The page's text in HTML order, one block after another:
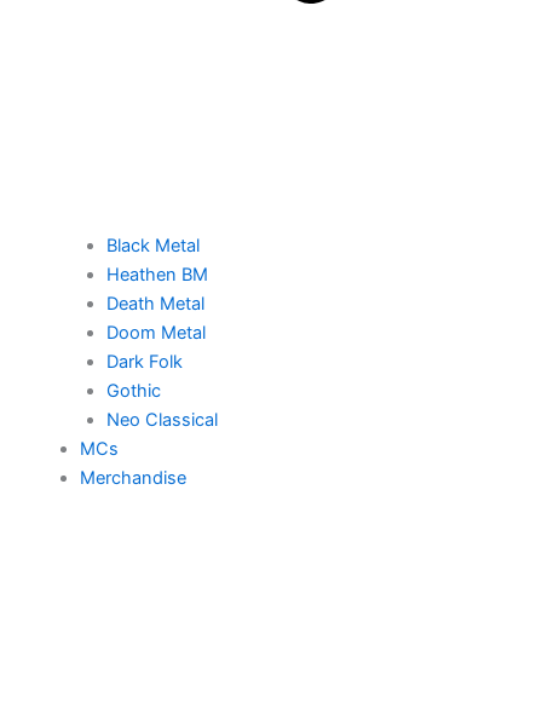
Black Metal
Heathen BM
Death Metal
Doom Metal
Dark Folk
Gothic
Neo Classical
MCs
Merchandise